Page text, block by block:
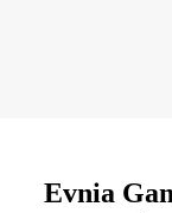
Evnia